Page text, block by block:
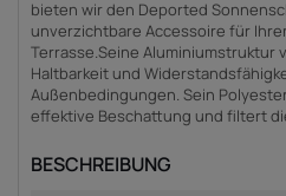
bieten wir den Deported
unverzichtbare Accessoire für
Terrasse.Seine Aluminiumstruktur
Haltbarkeit und
Außenbedingungen. Sein
effektive Beschattung und filtert
BESCHREIBUNG